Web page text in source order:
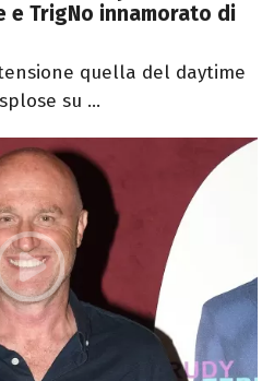
e TrigNo innamorato di
quella del daytime
su ...